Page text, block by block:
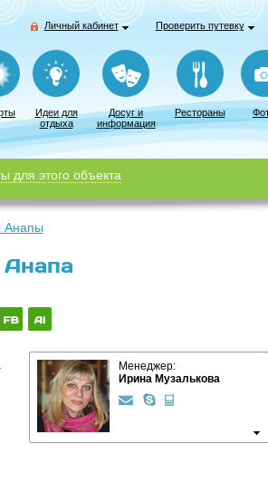
Личный кабинет Проверить путевку
Идеи для
отдыха
Досуг и
информация
Рестораны
для этого объекта
Анапы
Анапа
Менеджер:
Ирина Музалькова